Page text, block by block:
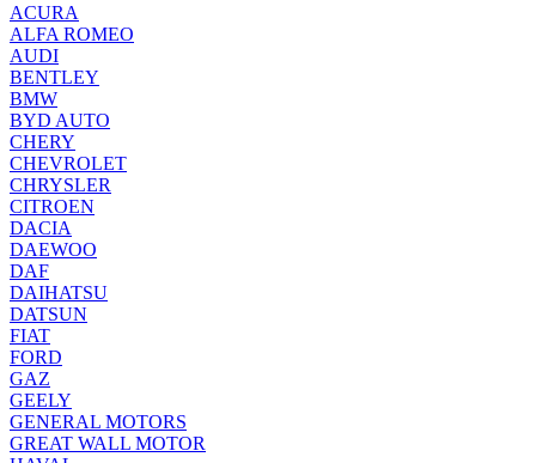
ACURA
ALFA ROMEO
AUDI
BENTLEY
BMW
BYD AUTO
CHERY
CHEVROLET
CHRYSLER
CITROEN
DACIA
DAEWOO
DAF
DAIHATSU
DATSUN
FIAT
FORD
GAZ
GEELY
GENERAL MOTORS
GREAT WALL MOTOR